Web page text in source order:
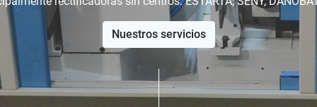
Nuestros servicios
Consulta nuestro stock disponible